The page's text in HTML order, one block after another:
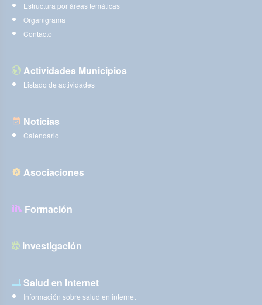
Estructura por áreas temáticas
Organigrama
Contacto
Actividades Municipios
Listado de actividades
Noticias
Calendario
Asociaciones
Formación
Investigación
Salud en Internet
Información sobre salud en internet